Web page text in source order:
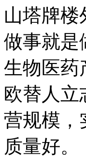
山塔牌楼
做事就是
生物医药
欧替人立
营规模，
质量好。